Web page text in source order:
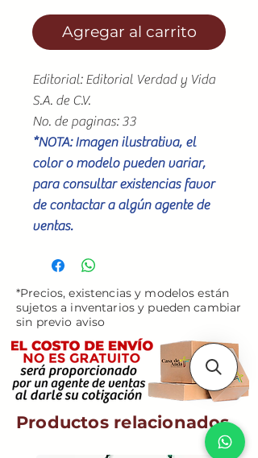
Agregar al carrito
Editorial: Editorial Verdad y Vida
S.A. de C.V.
No. de paginas: 33
*NOTA: Imagen ilustrativa, el
color o modelo pueden variar,
para consultar existencias favor
de contactar a algún agente de
ventas.
*Precios, existencias y modelos están
sujetos a inventarios y pueden cambiar
sin previo aviso
Productos relacionados